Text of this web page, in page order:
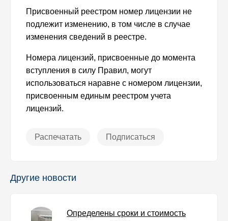
Присвоенный реестром номер лицензии не
подлежит изменению, в том числе в случае
изменения сведений в реестре.
Номера лицензий, присвоенные до момента
вступления в силу Правил, могут
использоваться наравне с номером лицензии,
присвоенным единым реестром учета
лицензий.
Распечатать Подписаться
Другие новости
Определены сроки и стоимость